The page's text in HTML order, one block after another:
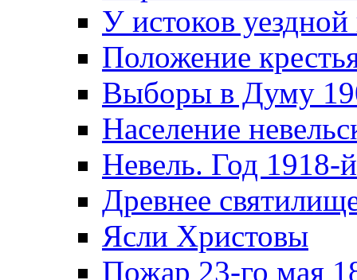
У истоков
Положение
Выборы в Думу
Население
Невель. Год 1918-
Древнее
Ясли Христовы
Пожар 23-го мая